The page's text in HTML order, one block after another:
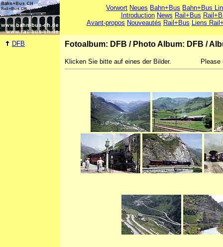
Vorwort Neues Bahn+Bus Bahn+Bus
Introduction News Rail+Bus
Avant-propos Nouveautés Rail+Bus Liens
DFB Fotoalbum: DFB / Photo Album: DFB /
Klicken Sie bitte auf eines der Bilder.